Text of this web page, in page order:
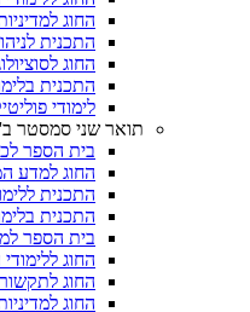
החוג
התכנית
החוג
התכנית
לימודי
תואר שני סמסטר ב'
בית הספר
החוג למדע
התכנית
התכנית
בית הספר
החוג
החוג
החוג